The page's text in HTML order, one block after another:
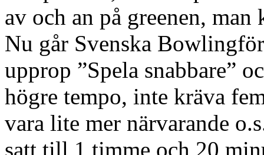
av och an på greenen,
Nu går Svenska
upprop ”Spela snabbare”
högre tempo, inte kräva
vara lite mer närvarande
satt till 1 timme och 20